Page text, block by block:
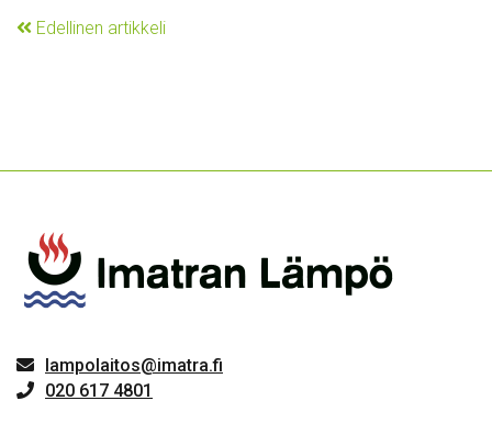
Edellinen artikkeli
lampolaitos@imatra.fi
020 617 4801